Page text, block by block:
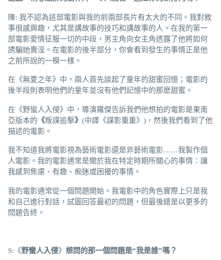
陳: 我不認為這部電影與我的前兩部長片有太大的不同。我對敘
事很感興趣，尤其是講故事的技巧和講故事的人。在我的第一
部電影愛情征服一切的中段，男主角向女主角透露了他將如何
誘騙她賣淫。在電影的後半部分，你會看到發生的事情正是他
之前所說的一模一樣。
在《無夏之年》中，兩人首先談起了童年的甜蜜回憶；電影的
後半段則表明他們的童年並沒有他們記憶中的那麼甜蜜。
在《野蠻人入侵》中，導演羅傑告訴我們他想拍的電影是東南
亞版本的 《叛諜追擊》 (中譯《諜影重重》)，然後我們看到了他
描述的電影。
我不知道我將電影視為藝術電影還是非藝術電影……我製作個
人電影。我的電影通常是關於我在特定時期所關心的事情：讓
我感到焦慮、有趣、痴迷或困擾的事情。
我的電影通常從一個問題開始。我電影中的角色實際上只是我
和自己進行對話，試圖回答最初的問題，但最後總是以更多的
問題告終。
S:《野蠻人入侵》 想問的那一個 問題是“我是誰”嗎？